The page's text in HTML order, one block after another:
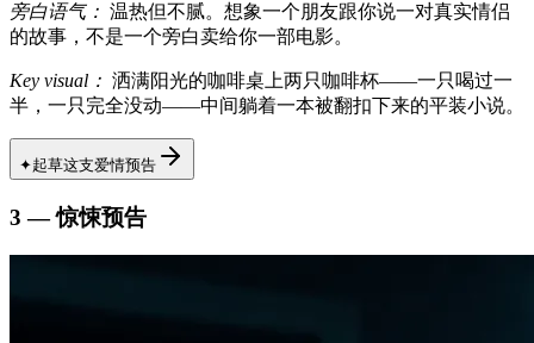
旁白语气： 温热但不腻。想象一个朋友跟你说一对真实情侣
的故事，不是一个旁白卖给你一部电影。
Key visual： 洒满阳光的咖啡桌上两只咖啡杯——一只喝过一
半，一只完全没动——中间躺着一本被翻扣下来的平装小说。
✦起草这支爱情预告
3 — 惊悚预告